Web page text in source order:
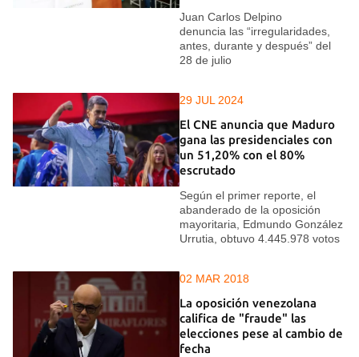
Juan Carlos Delpino
denuncia las “irregularidades,
antes, durante y después” del
28 de julio
29 JUL 2024
El CNE anuncia que Maduro
gana las presidenciales con
un 51,20% con el 80%
escrutado
Según el primer reporte, el
abanderado de la oposición
mayoritaria, Edmundo González
Urrutia, obtuvo 4.445.978 votos
02 MAR 2018
La oposición venezolana
califica de "fraude" las
elecciones pese al cambio de
fecha